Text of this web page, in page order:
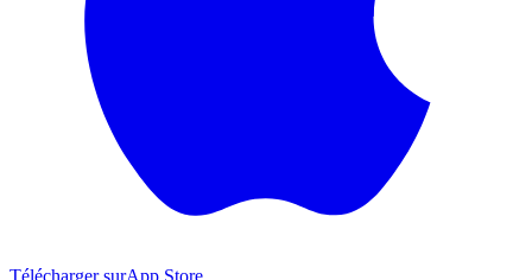
Télécharger surApp Store